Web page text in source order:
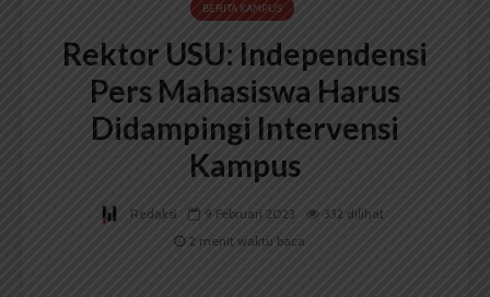
BERITA KAMPUS
Rektor USU: Independensi
Pers Mahasiswa Harus
Didampingi Intervensi
Kampus
Redaksi 9 Februari 2023
332 dilihat
2 menit waktu baca